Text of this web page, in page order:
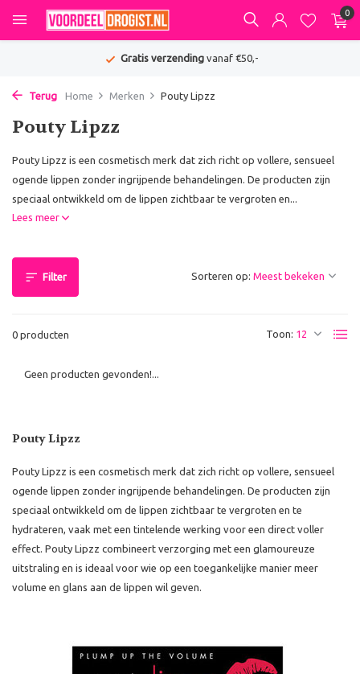
0
Gratis verzendingvanaf €50,-
Terug Home Merken Pouty Lipzz
Pouty Lipzz
Pouty Lipzz is een cosmetisch merk dat zich richt op vollere, sensueel
ogende lippen zonder ingrijpende behandelingen. De producten zijn
speciaal ontwikkeld om de lippen zichtbaar te vergroten en...
Lees meer
Filter
0 producten Toon:
Sorteren op:
Geen producten gevonden!...
Pouty Lipzz
Pouty Lipzz is een cosmetisch merk dat zich richt op vollere, sensueel
ogende lippen zonder ingrijpende behandelingen. De producten zijn
speciaal ontwikkeld om de lippen zichtbaar te vergroten en te
hydrateren, vaak met een tintelende werking voor een direct voller
effect. Pouty Lipzz combineert verzorging met een glamoureuze
uitstraling en is ideaal voor wie op een toegankelijke manier meer
volume en glans aan de lippen wil geven.